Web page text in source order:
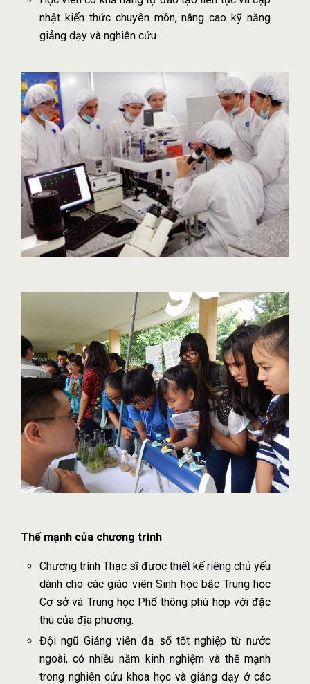
nhật kiến thức chuyên môn, nâng cao kỹ năng
giảng dạy và nghiên cứu.
Thế mạnh của chương trình
Chương trình Thạc sĩ được thiết kế riêng chủ yếu
dành cho các giáo viên Sinh học bậc Trung học
Cơ sở và Trung học Phổ thông phù hợp với đặc
thù của địa phương.
Đội ngũ Giảng viên đa số tốt nghiệp từ nước
ngoài, có nhiều năm kinh nghiệm và thế mạnh
trong nghiên cứu khoa học và giảng dạy ở các